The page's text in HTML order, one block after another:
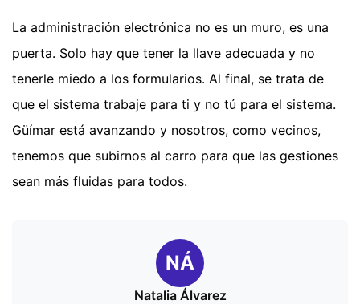
La administración electrónica no es un muro, es una
puerta. Solo hay que tener la llave adecuada y no
tenerle miedo a los formularios. Al final, se trata de
que el sistema trabaje para ti y no tú para el sistema.
Güímar está avanzando y nosotros, como vecinos,
tenemos que subirnos al carro para que las gestiones
sean más fluidas para todos.
NÁ
Natalia Álvarez